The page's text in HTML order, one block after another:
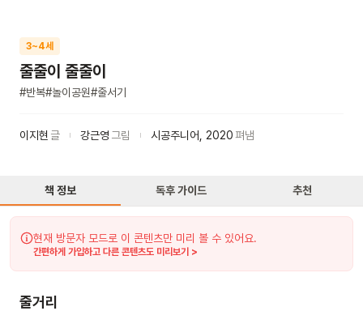
3~4세
줄줄이 줄줄이
#반복#놀이공원#줄서기
이지현 글 강근영 그림 시공주니어 2020펴냄
책 정보 독후 가이드 추천
현재 방문자 모드로 이 콘텐츠만 미리 볼 수 있어요.
간편하게 가입하고 다른 콘텐츠도 미리보기 >
줄거리